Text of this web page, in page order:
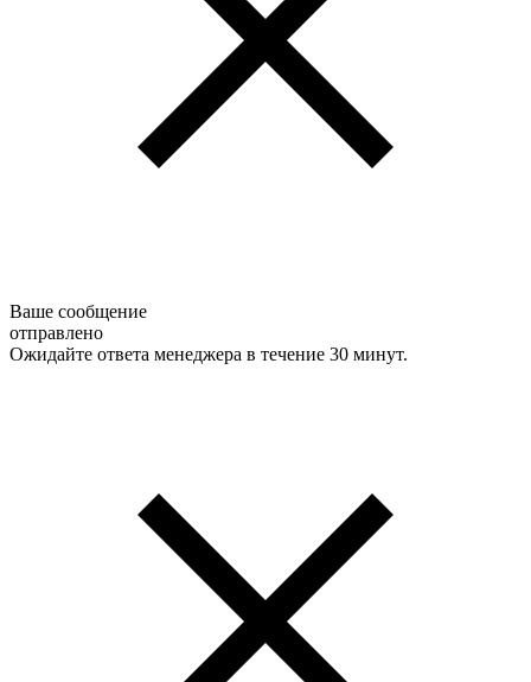
Ваше сообщение
отправлено
Ожидайте ответа менеджера в течение 30 минут.